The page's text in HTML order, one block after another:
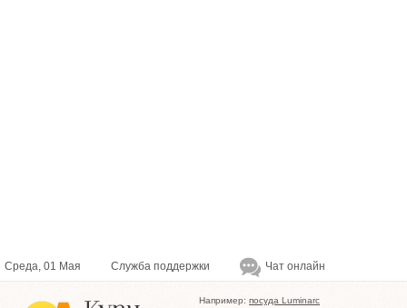
Среда, 01 Мая Служба поддержки Чат онлайн
Например: посуда Luminarc